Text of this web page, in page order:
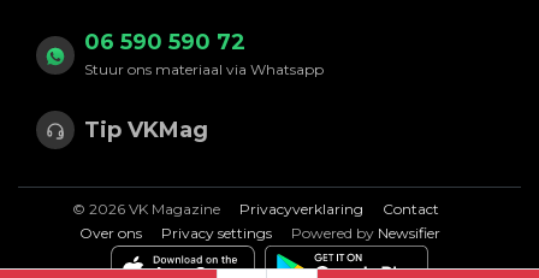
06 590 590 72
Stuur ons materiaal via Whatsapp
Tip VKMag
© 2026 VK Magazine Privacyverklaring
Contact
Over ons
Privacy settings Powered by Newsifier